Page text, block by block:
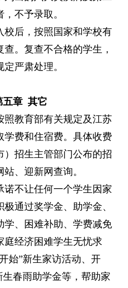
不予录取。
校后，按照国家和学校有
。复查不合格的学生，
严肃处理。
五章其它
照教育部有关规定及江苏
学费和住宿费。具体收费
）招生主管部门公布的招
、迎新网查询。
诺不让任何一个学生因家
通过奖学金、助学金、
学、困难补助、学费减免
庭经济困难学生无忧求
始”新生家访活动、开
生春雨助学金等，帮助家